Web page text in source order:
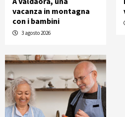
vacanza in montagna
con i bambini
3 agosto 2026